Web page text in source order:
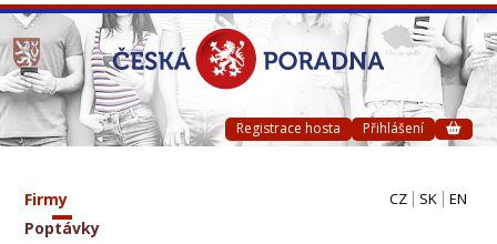
Registrace hosta Přihlášení
Firmy
Poptávky
CZ SK EN